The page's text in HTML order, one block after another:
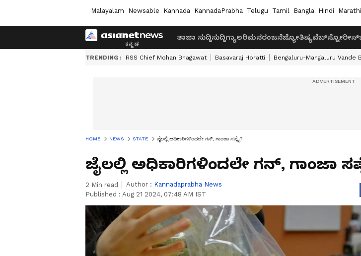
Malayalam Newsable Kannada KannadaPrabha Telugu Tamil Bangla Hindi Marathi
ತಾಜಾ ಸುದ್ದಿಸುದ್ದಿಗ್ಯಾಲರಿಮನರಂಜನೆಜ್ಯೋತಿಷ್ಯವೆಬ್‌ಸ್ಟೋರೀಸ್
TRENDING : RSS Chief Mohan Bhagawat Basavaraj Horatti Bengaluru-Mangaluru Vande
HOME NEWS STATE ಜೈಲಲ್ಲಿ ಅಧಿಕಾರಿಗಳಿಂದಲೇ ಗನ್‌, ಗಾಂಜಾ ಸಪ್ಲೈ?
ಜೈಲಲ್ಲಿ ಅಧಿಕಾರಿಗಳಿಂದಲೇ ಗನ್‌, ಗಾಂಜಾ
2 Min read Author : Kannadaprabha News
Published : Aug 21 2024, 07:48 AM IST